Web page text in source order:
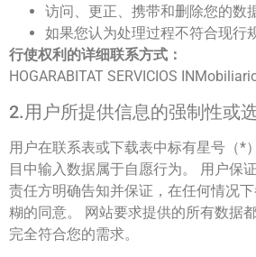
访问、更正、携带和删除您的数
如果您认为处理过程不符合现行
行使权利的详细联系方式：
HOGARABITAT SERVICIOS
2.用户所提供信息的强制性或
用户在联系表或下载表中标有星号（*
目中输入数据属于自愿行为。 用户保
责任方明确告知并保证，在任何情况
糊的同意。 网站要求提供的所有数据
完全符合您的需求。